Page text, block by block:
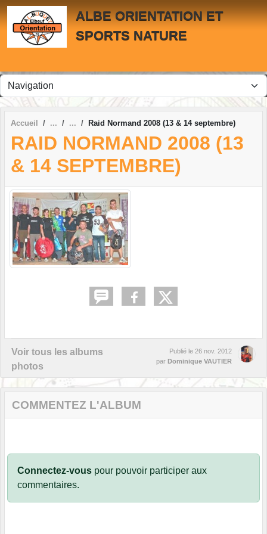
ALBE ORIENTATION ET
SPORTS NATURE
Accueil Raid Normand 2008 (13 & 14 septembre)
RAID NORMAND 2008 (13
& 14 SEPTEMBRE)
Voir tous les albums
photos
Publié le 26 nov. 2012
par Dominique VAUTIER
COMMENTEZ L'ALBUM
Connectez-vous pour pouvoir participer aux
commentaires.
Panneau de gestion des cookies